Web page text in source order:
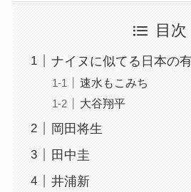
目次
ナイヌに似てる日本の
速水もこみち
大谷翔平
岡田将生
田中圭
井浦新